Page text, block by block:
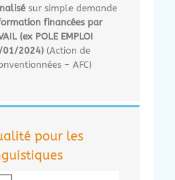
sur simple demande
financées par
(ex POLE EMPLOI
01/2024) (Action de
– AFC)
pour les